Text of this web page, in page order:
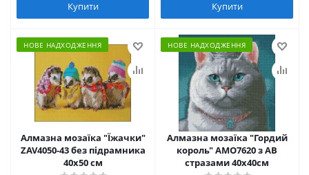
Купити Купити
НОВЕ НАДХОДЖЕННЯ
Алмазна мозаїка "Їжачки"
ZAV4050-43 без підрамника
40х50 см
НОВЕ НАДХОДЖЕННЯ
Алмазна мозаїка "Гордий
король" AMO7620 з АВ
стразами 40х40см